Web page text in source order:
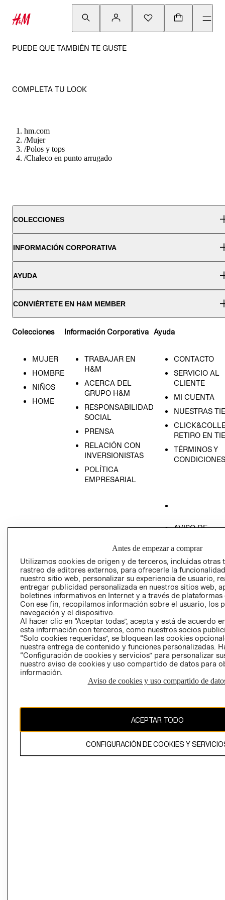
PUEDE QUE TAMBIÉN TE GUSTE
COMPLETA TU LOOK
hm.com
/Mujer
/Polos y tops
/Chaleco en punto arrugado
COLECCIONES
INFORMACIÓN CORPORATIVA
AYUDA
CONVIÉRTETE EN H&M MEMBER
Colecciones
MUJER
HOMBRE
NIÑOS
HOME
Información Corporativa
TRABAJAR EN
H&M
ACERCA DEL
GRUPO H&M
RESPONSABILIDAD
SOCIAL
PRENSA
RELACIÓN CON
INVERSIONISTAS
POLÍTICA
EMPRESARIAL
Ayuda
CONTACTO
SERVICIO AL
CLIENTE
MI CUENTA
NUESTRAS
RETIRO EN
TÉRMINOS Y
CONDICIONES
AVISO DE
GIFT CARD
AVISO DE
Perú (S/)
CAMBIAR REGIÓN
propiedad de H&M Hennes & Mauritz AB
Antes de empezar a comprar
Utilizamos cookies de origen y de terceros, incluidas otras
rastreo de editores externos, para ofrecerle la
nuestro sitio web, personalizar su experiencia de usuario,
entregar publicidad personalizada en nuestros sitios web,
boletines informativos en Internet y a través de plataformas
Con ese fin, recopilamos información sobre el usuario, los
navegación y el dispositivo.
Al hacer clic en “Aceptar todas”, acepta y está de acuerdo
esta información con terceros, como nuestros socios
“Solo cookies requeridas”, se bloquean las cookies
nuestra entrega de contenido y funciones personalizadas.
“Configuración de cookies y servicios” para personalizar
nuestro aviso de cookies y uso compartido de datos para
información.
Aviso de cookies y uso compartido de
ACEPTAR TODO
CONFIGURACIÓN DE COOKIES Y